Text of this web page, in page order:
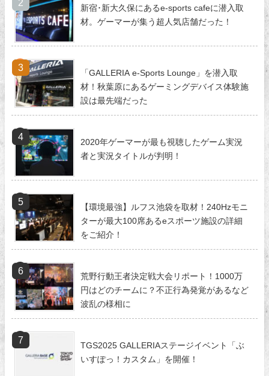
新宿･新大久保にあるe-sports cafeに潜入取
材。ゲーマーが集う超人気店舗だった！
「GALLERIA e-Sports Lounge」を潜入取
材！秋葉原にあるゲーミングデバイス体験施
設は最先端だった
2020年ゲーマーが最も視聴したゲーム実況
者と実況タイトルが判明！
【環境最強】ルフス池袋を取材！240Hzモニ
ターが最大100席あるeスポーツ施設の詳細
をご紹介！
荒野行動王者決定戦大会リポート！1000万
円はどのチームに？不正行為発覚があるなど
波乱の様相に
TGS2025 GALLERIAステージイベント「ぶ
いすぽっ！カスタム」を開催！